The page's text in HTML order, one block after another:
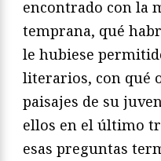
encontrado con la
temprana, qué
le hubiese
literarios, con qué
paisajes de su
ellos en el último
esas preguntas